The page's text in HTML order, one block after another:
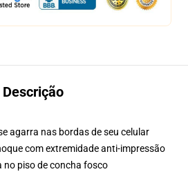
Descrição
agarra nas bordas de seu celular
com extremidade anti-impressão
no piso de concha fosco